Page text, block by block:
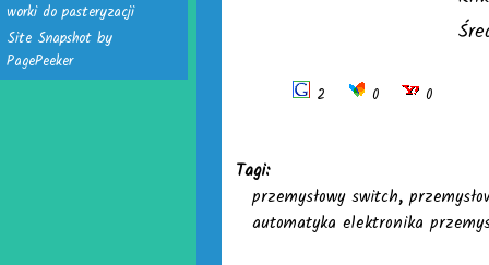
worki do pasteryzacji
Site Snapshot by
PagePeeker
2 0 0
Tagi:
przemysłowy switch,
automatyka elektronika